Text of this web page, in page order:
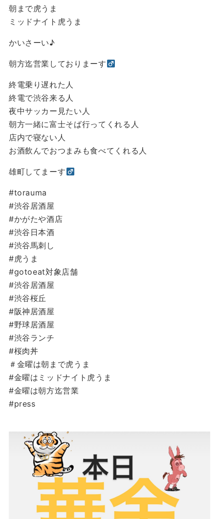
朝まで虎うま
ミッドナイト虎うま
かいさーい♪
朝方迄営業しておりまーす‍
終電乗り遅れた人
終電で渋谷来る人
夜中サッカー️見たい人
朝方一緒に富士そば行ってくれる人
店内で寝ない人
お酒飲んでおつまみも食べてくれる人
雄町してまーす‍
#torauma
#渋谷居酒屋
#かがたや酒店
#渋谷日本酒
#渋谷馬刺し
#虎うま
#gotoeat対象店舗
#渋谷居酒屋
#渋谷桜丘
#阪神居酒屋
#野球居酒屋
#渋谷ランチ
#桜肉丼
＃金曜は朝まで虎うま
#金曜はミッドナイト虎うま
#金曜は朝方迄営業
#press